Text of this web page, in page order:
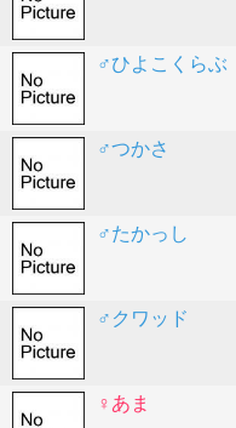
♂ひよこくらぶ
♂つかさ
♂たかっし
♂クワッド
♀あま